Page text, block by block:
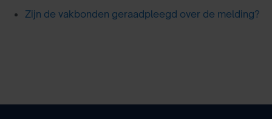
Zijn de vakbonden geraadpleegd over de melding?